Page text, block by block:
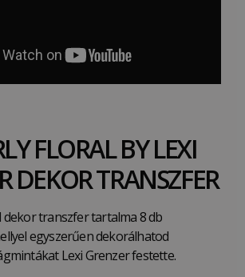
FLORAL BY LEXI
DEKOR TRANSZFER
dekor transzfer tartalma 8 db
egyszerűen dekorálhatod
Lexi Grenzer festette.